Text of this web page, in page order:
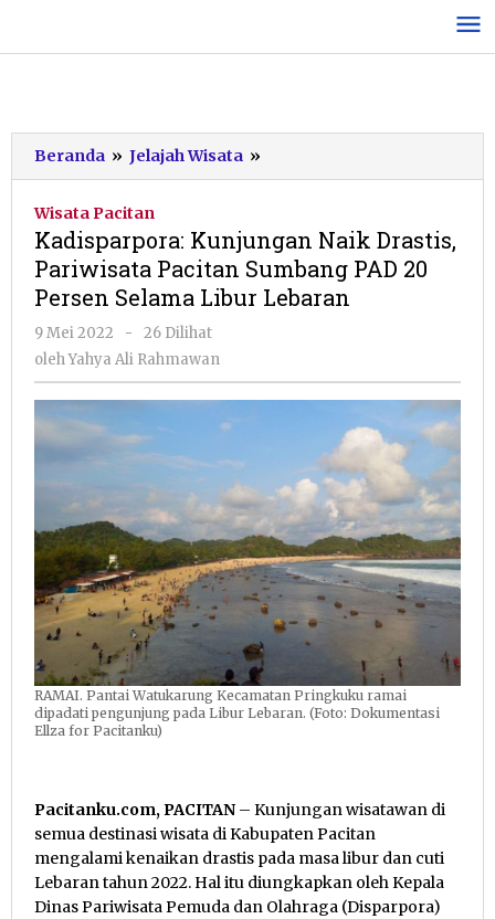
konten
Beranda » Jelajah Wisata »
Kunjungan
Pariwisata
Pacitan
Sumbang
Selama
Wisata Pacitan
Kadisparpora: Kunjungan Naik Drastis,
Pariwisata Pacitan Sumbang PAD 20
Persen Selama Libur Lebaran
9 Mei 2022
oleh
Yahya
-
26 Dilihat
olehYahya Ali Rahmawan
RAMAI. Pantai Watukarung Kecamatan Pringkuku ramai
dipadati pengunjung pada Libur Lebaran. (Foto: Dokumentasi
Ellza for Pacitanku)
Pacitanku.com, PACITAN – Kunjungan wisatawan di
semua destinasi wisata di Kabupaten Pacitan
mengalami kenaikan drastis pada masa libur dan cuti
Lebaran tahun 2022. Hal itu diungkapkan oleh Kepala
Dinas Pariwisata Pemuda dan Olahraga (Disparpora)